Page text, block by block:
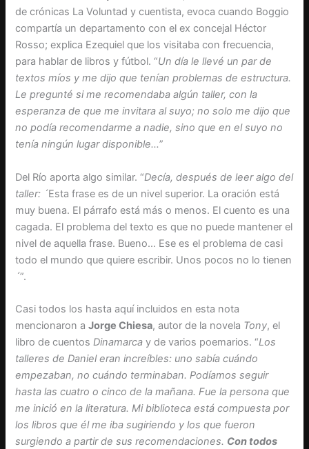
de crónicas La Voluntad y cuentista, evoca cuando Boggio
compartía un departamento con el ex concejal Héctor
Rosso; explica Ezequiel que los visitaba con frecuencia,
para hablar de libros y fútbol. “Un día le llevé un par de
textos míos y me dijo que tenían problemas de estructura.
Le pregunté si me recomendaba algún taller, con la
esperanza de que me invitara al suyo; no solo me dijo que
no podía recomendarme a nadie, sino que en el suyo no
tenía ningún lugar disponible…”
Del Río aporta algo similar. “Decía, después de leer algo del
taller: ´Esta frase es de un nivel superior. La oración está
muy buena. El párrafo está más o menos. El cuento es una
cagada. El problema del texto es que no puede mantener el
nivel de aquella frase. Bueno… Ese es el problema de casi
todo el mundo que quiere escribir. Unos pocos no lo tienen
´”.
Casi todos los hasta aquí incluidos en esta nota
mencionaron aJorge Chiesa, autor de la novela Tony, el
libro de cuentosDinamarca y de varios poemarios. “Los
talleres de Daniel eran increíbles: uno sabía cuándo
empezaban, no cuándo terminaban. Podíamos seguir
hasta las cuatro o cinco de la mañana. Fue la persona que
me inició en la literatura. Mi biblioteca está compuesta por
los libros que él me iba sugiriendo y los que fueron
surgiendo a partir de sus recomendaciones. Con todos